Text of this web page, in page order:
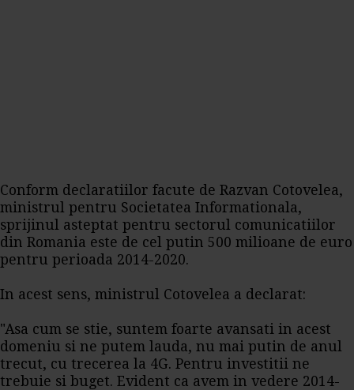
Conform declaratiilor facute de Razvan Cotovelea,
ministrul pentru Societatea Informationala,
sprijinul asteptat pentru sectorul comunicatiilor
din Romania este de cel putin 500 milioane de euro
pentru perioada 2014-2020.
In acest sens, ministrul Cotovelea a declarat:
"Asa cum se stie, suntem foarte avansati in acest
domeniu si ne putem lauda, nu mai putin de anul
trecut, cu trecerea la 4G. Pentru investitii ne
trebuie si buget. Evident ca avem in vedere 2014-